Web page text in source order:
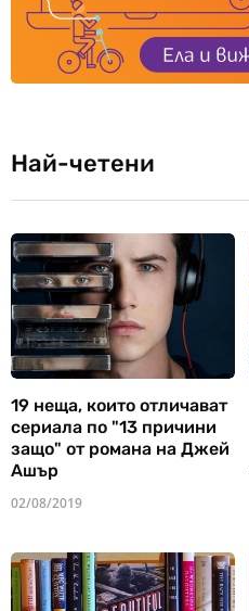
Най-четени
19 неща, които отличават
сериала по "13 причини
защо" от романа на Джей
Ашър
02/08/2019